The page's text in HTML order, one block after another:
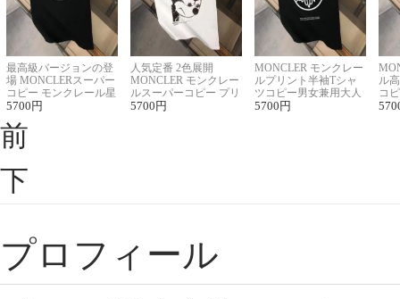
最高級バージョンの登
場 MONCLERスーパー
コピー モンクレール星
座半袖Tシャツ
5700 円
人気定番 2色展開
MONCLER モンクレー
ルスーパーコピー プリ
ント半袖Tシャツ
5700 円
MONCLER モンクレー
ルプリント半袖Tシャ
ツコピー男女兼用大人
可愛い春夏コーデ
5700 円
ル
コ
ィ
前
下
プロフィール